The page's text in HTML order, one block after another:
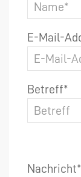
E-Mail-
Betreff*
Nachricht*